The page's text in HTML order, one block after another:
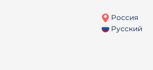
Россия
Русский